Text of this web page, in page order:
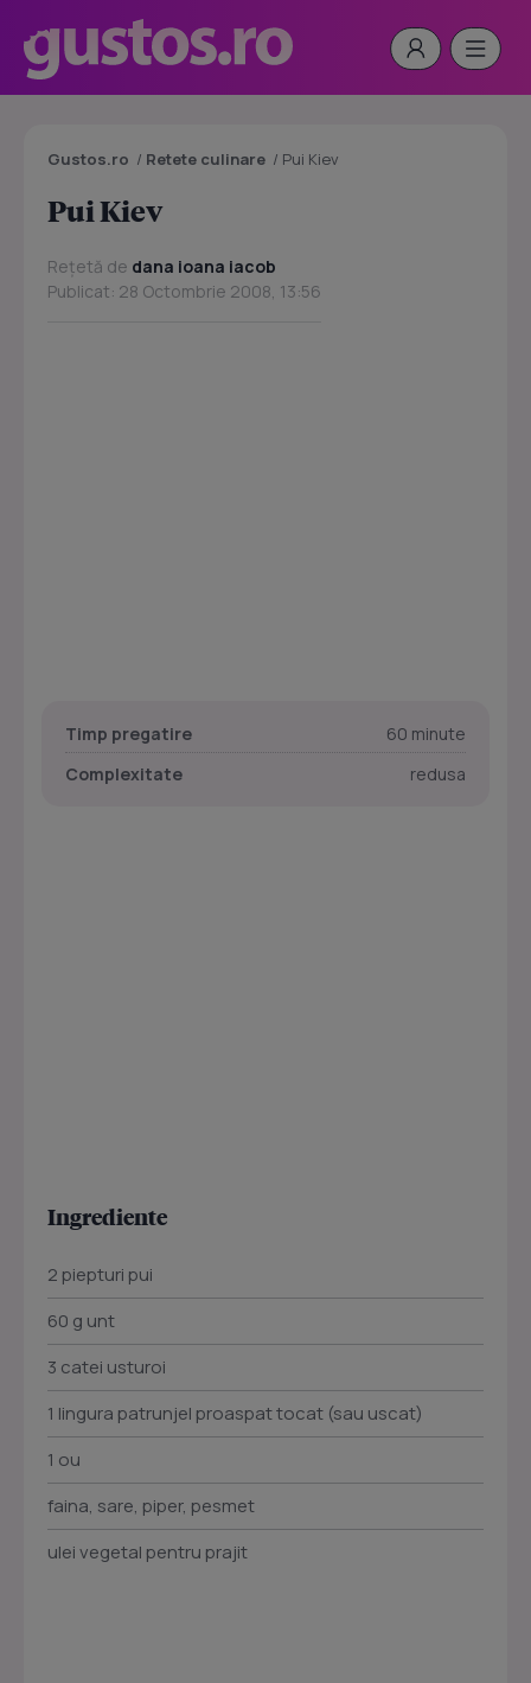
Gustos.ro / Retete culinare / Pui Kiev
Pui Kiev
Rețetă de dana ioana iacob
Publicat: 28 Octombrie 2008, 13:56
Timp pregatire
60 minute
Complexitate
redusa
Ingrediente
2 piepturi pui
60 g unt
3 catei usturoi
1 lingura patrunjel proaspat tocat (sau uscat)
1 ou
faina, sare, piper, pesmet
ulei vegetal pentru prajit